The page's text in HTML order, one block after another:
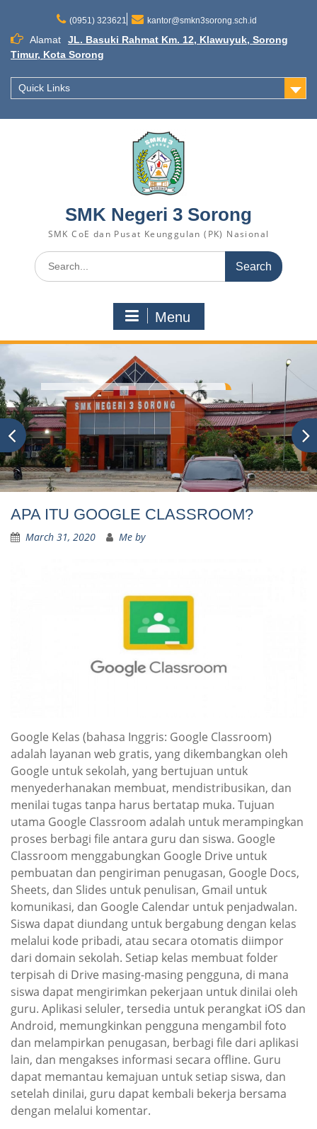
content
(0951) 323621 kantor@smkn3sorong.sch.id
Alamat
JL. Basuki Rahmat Km. 12, Klawuyuk, Sorong
Timur, Kota Sorong
Quick Links
SMK Negeri 3 Sorong
SMK CoE dan Pusat Keunggulan (PK) Nasional
Search
for:
Menu
APA ITU GOOGLE CLASSROOM?
March 31, 2020 Me by
Google Kelas (bahasa Inggris: Google Classroom)
adalah layanan web gratis, yang dikembangkan oleh
Google untuk sekolah, yang bertujuan untuk
menyederhanakan membuat, mendistribusikan, dan
menilai tugas tanpa harus bertatap muka. Tujuan
utama Google Classroom adalah untuk merampingkan
proses berbagi file antara guru dan siswa. Google
Classroom menggabungkan Google Drive untuk
pembuatan dan pengiriman penugasan, Google Docs,
Sheets, dan Slides untuk penulisan, Gmail untuk
komunikasi, dan Google Calendar untuk penjadwalan.
Siswa dapat diundang untuk bergabung dengan kelas
melalui kode pribadi, atau secara otomatis diimpor
dari domain sekolah. Setiap kelas membuat folder
terpisah di Drive masing-masing pengguna, di mana
siswa dapat mengirimkan pekerjaan untuk dinilai oleh
guru. Aplikasi seluler, tersedia untuk perangkat iOS dan
Android, memungkinkan pengguna mengambil foto
dan melampirkan penugasan, berbagi file dari aplikasi
lain, dan mengakses informasi secara offline. Guru
dapat memantau kemajuan untuk setiap siswa, dan
setelah dinilai, guru dapat kembali bekerja bersama
dengan melalui komentar.